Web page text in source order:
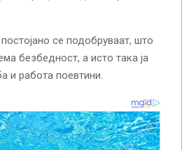
се подобруваат, што
безбедност, а исто така ја
и работа поевтини.